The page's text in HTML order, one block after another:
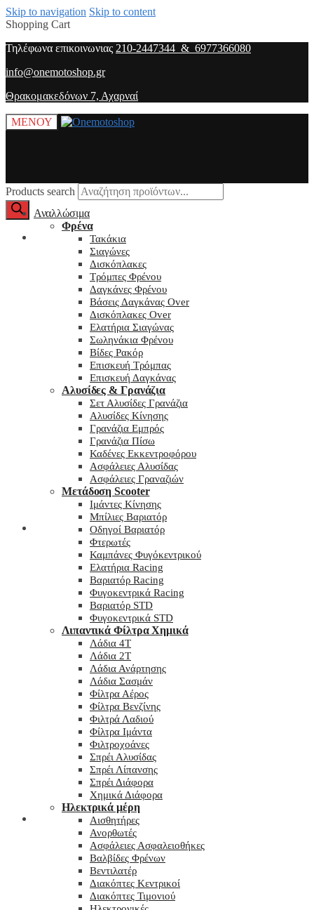
Skip to navigation Skip to content
Shopping Cart
Τηλέφωνα επικοινωνιας 210-2447344 & 6977366080
info@onemotoshop.gr
Θρακομακεδόνων 7, Αχαρναί
ΜΕΝΟΥ
Products search
O λογαριασμός μου
My wishlist
Αναλλώσιμα
Φρένα
Τακάκια
Σιαγώνες
Δισκόπλακες
Τρόμπες Φρένου
Δαγκάνες Φρένου
Βάσεις Δαγκάνας Over
Δισκόπλακες Over
Ελατήρια Σιαγώνας
Σωληνάκια Φρένου
Βίδες Ρακόρ
Επισκευή Τρόμπας
Επισκευή Δαγκάνας
Αλυσίδες & Γρανάζια
Σετ Αλυσίδες Γρανάζια
Αλυσίδες Κίνησης
Γρανάζια Εμπρός
Γρανάζια Πίσω
Καδένες Εκκεντροφόρου
Ασφάλειες Αλυσίδας
Ασφάλειες Γραναζιών
Μετάδοση Scooter
Ιμάντες Κίνησης
Μπίλιες Βαριατόρ
Οδηγοί Βαριατόρ
Φτερωτές
Καμπάνες Φυγόκεντρικού
Ελατήρια Racing
Βαριατόρ Racing
Φυγοκεντρικά Racing
Βαριατόρ STD
Φυγοκεντρικά STD
Λιπαντικά Φίλτρα Χημικά
Λάδια 4T
Λάδια 2T
Λάδια Ανάρτησης
Λάδια Σασμάν
Φίλτρα Αέρος
Φίλτρα Βενζίνης
Φιλτρά Λαδιού
Φίλτρα Ιμάντα
Φιλτροχοάνες
Σπρέι Αλυσίδας
Σπρέι Λίπανσης
Σπρέι Διάφορα
Χημικά Διάφορα
Hλεκτρικά μέρη
Αισθητήρες
Ανορθωτές
Ασφάλειες Ασφαλειοθήκες
Βαλβίδες Φρένων
Βεντιλατέρ
Διακόπτες Κεντρικοί
Διακόπτες Τιμονιού